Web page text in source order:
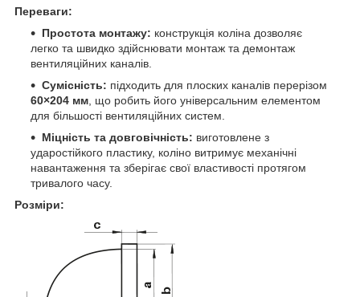
Переваги:
Простота монтажу: конструкція коліна дозволяє
легко та швидко здійснювати монтаж та демонтаж
вентиляційних каналів.
Сумісність: підходить для плоских каналів перерізом
60×204 мм , що робить його універсальним елементом
для більшості вентиляційних систем.
Міцність та довговічність: виготовлене з
ударостійкого пластику, коліно витримує механічні
навантаження та зберігає свої властивості протягом
тривалого часу.
Розміри: